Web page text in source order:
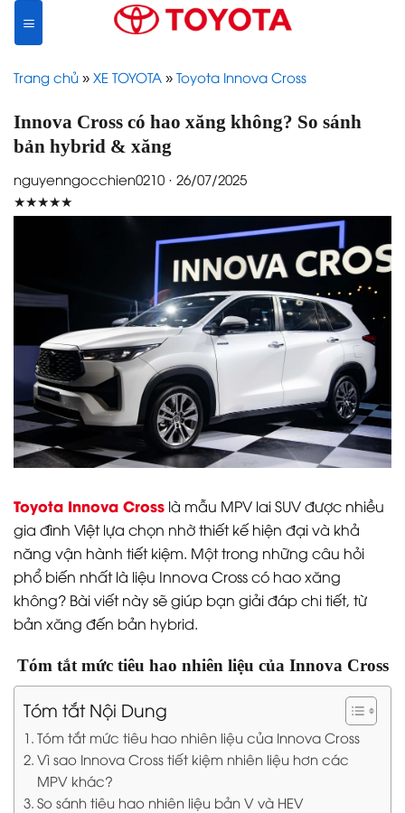
content
Trang chủ » XE TOYOTA » Toyota Innova Cross
Innova Cross có hao xăng không? So sánh
bản hybrid & xăng
nguyenngocchien0210 · 26/07/2025
★★★★★
Toyota Innova Cross là mẫu MPV lai SUV được nhiều
gia đình Việt lựa chọn nhờ thiết kế hiện đại và khả
năng vận hành tiết kiệm. Một trong những câu hỏi
phổ biến nhất là liệu Innova Cross có hao xăng
không? Bài viết này sẽ giúp bạn giải đáp chi tiết, từ
bản xăng đến bản hybrid.
Tóm tắt mức tiêu hao nhiên liệu của Innova Cross
Tóm tắt Nội Dung
Tóm tắt mức tiêu hao nhiên liệu của Innova Cross
Vì sao Innova Cross tiết kiệm nhiên liệu hơn các
MPV khác?
So sánh tiêu hao nhiên liệu bản V và HEV